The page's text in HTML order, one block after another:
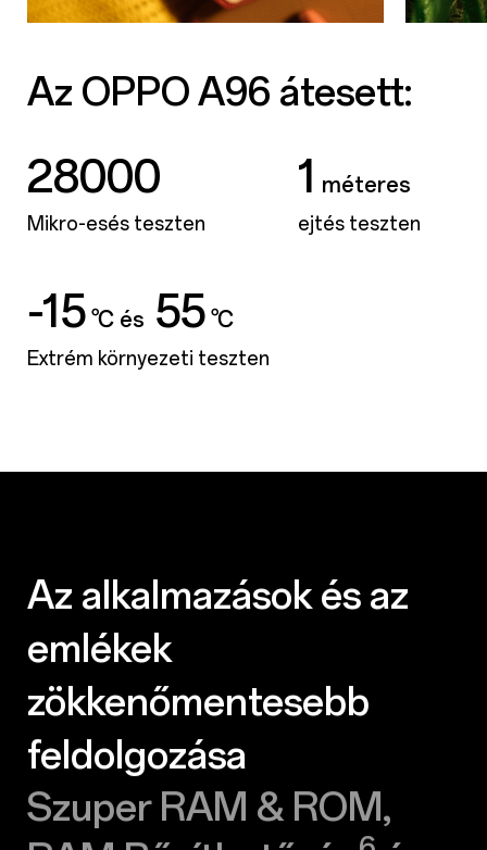
Az OPPO A96 átesett:
28000
Mikro-esés teszten
1 méteres
ejtés teszten
-15 ℃ és 55 ℃
Extrém környezeti teszten
Az alkalmazások és az
emlékek
zökkenőmentesebb
feldolgozása
Szuper RAM & ROM,